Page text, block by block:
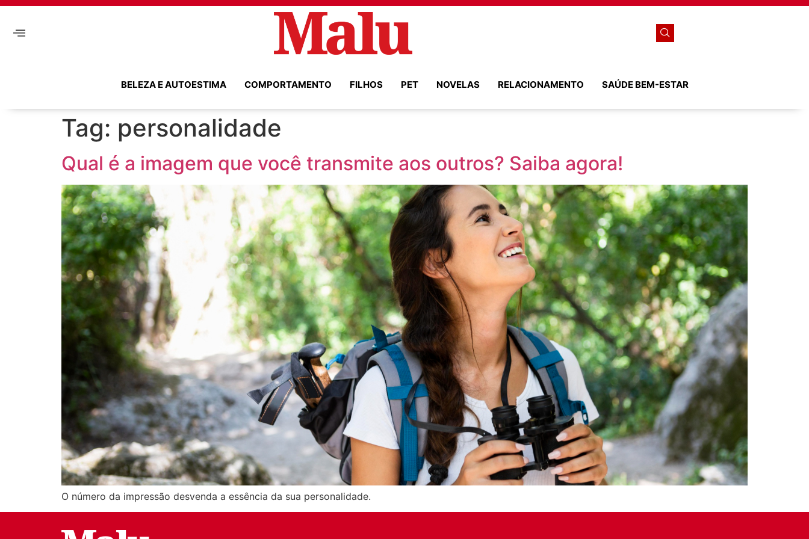
BELEZA E AUTOESTIMA COMPORTAMENTO FILHOS PET NOVELAS RELACIONAMENTO SAÚDE BEM-ESTAR
Tag: personalidade
Qual é a imagem que você transmite aos outros? Saiba agora!
O número da impressão desvenda a essência da sua personalidade.